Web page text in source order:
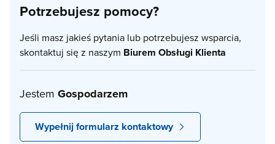
Potrzebujesz pomocy?
Jeśli masz jakieś pytania lub potrzebujesz wsparcia,
skontaktuj się z naszym Biurem Obsługi Klienta
Jestem Gospodarzem
Wypełnij formularz kontaktowy